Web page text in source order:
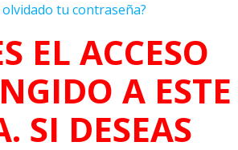
olvidado tu contraseña?
EL ACCESO
A ESTE
SI DESEAS